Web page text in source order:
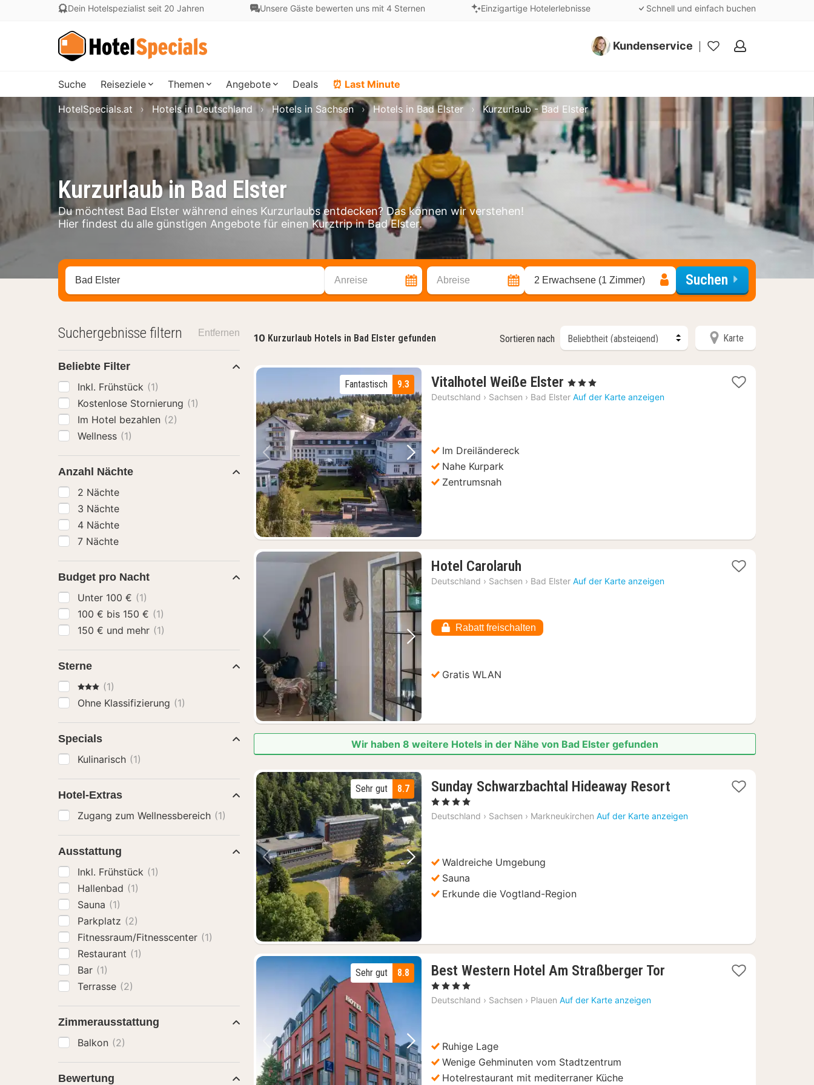
Dein Hotelspezialist seit 20 Jahren Unsere Gäste bewerten uns mit 4 Sternen Einzigartige Hotelerlebnisse Schnell und einfach buchen
Kundenservice
Meine
Suche Reiseziele Themen Angebote Deals ⏰ Last Minute
Kurzurlaub in Bad Elster
Du möchtest Bad Elster während eines Kurzurlaubs entdecken? Das können wir verstehen!
Hier findest du alle günstigen Angebote für einen Kurztrip in Bad Elster.
HotelSpecials.at Hotels in Deutschland Hotels in Sachsen Hotels in Bad Elster Kurzurlaub - Bad Elster
Stadt, Region oder Hotel suchen Anreise Abreise 2 Erwachsene (1 Zimmer) Suchen
10 Kurzurlaub Hotels in Bad Elster gefunden Sortieren nach Karte
Vorheriges Bild Nächstes Bild
9.3
Fantastisch Vitalhotel Weiße Elster 1
Nacht
, 3 Sterne
Deutschland › Sachsen › Bad Elster Auf der Karte anzeigen
Im Dreiländereck
Nahe Kurpark
Zentrumsnah
Vorheriges Bild Nächstes Bild
Hotel Carolaruh
Nacht
€
Deutschland › Sachsen › Bad Elster Auf der Karte anzeigen
Rabatt freischalten
Gratis WLAN
Wir haben 8 weitere Hotels in der Nähe von Bad Elster gefunden
Vorheriges Bild Nächstes Bild
8.7
Sehr gut Sunday Schwarzbachtal Hideaway Resort
ab
, 4 Sterne
Deutschland › Sachsen › Markneukirchen Auf der Karte anzeigen
Waldreiche Umgebung
Sauna
Erkunde die Vogtland-Region
Vorheriges Bild Nächstes Bild
8.8
Sehr gut Best Western Hotel Am Straßberger Tor
, 4 Sterne
Deutschland › Sachsen › Plauen Auf der Karte anzeigen
Ruhige Lage
Wenige Gehminuten vom Stadtzentrum
Hotelrestaurant mit mediterraner Küche
Suchergebnisse filtern Entfernen
Beliebte Filter
Inkl. Frühstück (1)
Kostenlose Stornierung (1)
Im Hotel bezahlen (2)
Wellness (1)
Anzahl Nächte
2 Nächte
3 Nächte
4 Nächte
7 Nächte
Budget pro Nacht
Unter 100 € (1)
100 € bis 150 € (1)
150 € und mehr (1)
Sterne
3 Sterne
(1)
Ohne Klassifizierung (1)
Specials
Kulinarisch (1)
Hotel-Extras
Zugang zum Wellnessbereich (1)
Ausstattung
Inkl. Frühstück (1)
Hallenbad (1)
Sauna (1)
Parkplatz (2)
Fitnessraum/Fitnesscenter (1)
Restaurant (1)
Bar (1)
Terrasse (2)
Zimmerausstattung
Balkon (2)
Bewertung